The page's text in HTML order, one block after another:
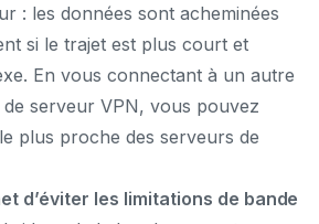
: les données sont acheminées
si le trajet est plus court et
En vous connectant à un autre
serveur VPN, vous pouvez
plus proche des serveurs de
d’éviter les limitations de bande